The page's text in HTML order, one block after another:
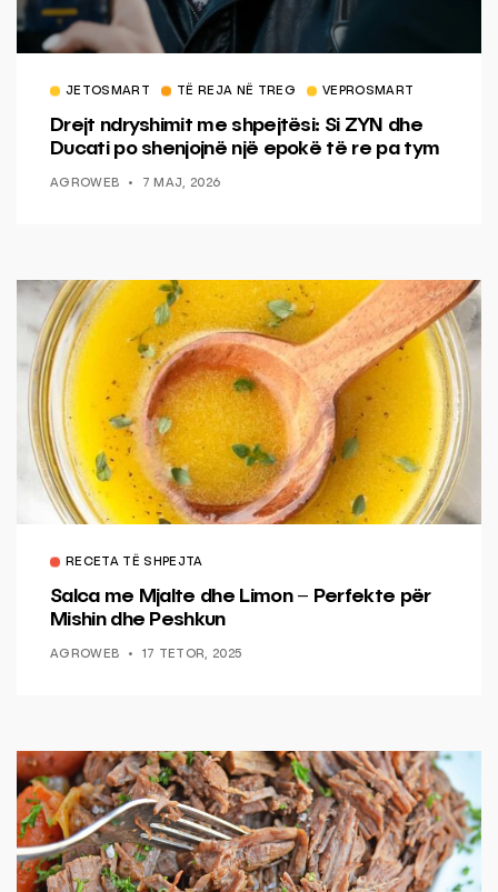
JETOSMART TË REJA NË TREG VEPROSMART
Drejt ndryshimit me shpejtësi: Si ZYN dhe
Ducati po shenjojnë një epokë të re pa tym
AGROWEB 7 MAJ, 2026
RECETA TË SHPEJTA
Salca me Mjalte dhe Limon – Perfekte për
Mishin dhe Peshkun
AGROWEB 17 TETOR, 2025